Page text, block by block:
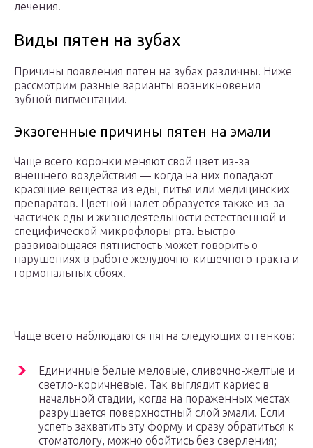
лечения.
Виды пятен на зубах
Причины появления пятен на зубах различны. Ниже
рассмотрим разные варианты возникновения
зубной пигментации.
Экзогенные причины пятен на эмали
Чаще всего коронки меняют свой цвет из-за
внешнего воздействия ― когда на них попадают
красящие вещества из еды, питья или медицинских
препаратов. Цветной налет образуется также из-за
частичек еды и жизнедеятельности естественной и
специфической микрофлоры рта. Быстро
развивающаяся пятнистость может говорить о
нарушениях в работе желудочно-кишечного тракта и
гормональных сбоях.
Чаще всего наблюдаются пятна следующих оттенков:
Единичные белые меловые, сливочно-желтые и
светло-коричневые. Так выглядит кариес в
начальной стадии, когда на пораженных местах
разрушается поверхностный слой эмали. Если
успеть захватить эту форму и сразу обратиться к
стоматологу, можно обойтись без сверления;